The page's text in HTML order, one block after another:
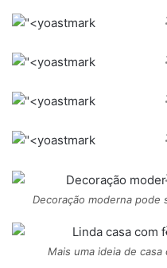
Decoração moderna
Mais uma ideia de